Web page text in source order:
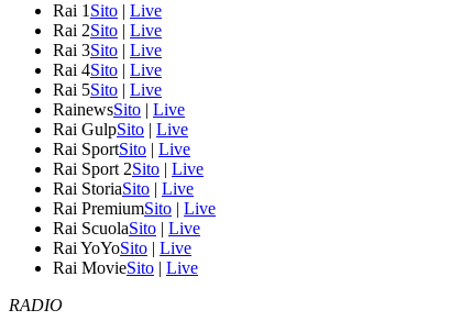
Rai 1 Sito | Live
Rai 2Sito | Live
Rai 3Sito | Live
Rai 4Sito | Live
Rai 5Sito | Live
RainewsSito | Live
Rai GulpSito | Live
Rai SportSito | Live
Rai Sport 2Sito | Live
Rai StoriaSito | Live
Rai PremiumSito | Live
Rai ScuolaSito | Live
Rai YoYoSito | Live
Rai MovieSito | Live
RADIO